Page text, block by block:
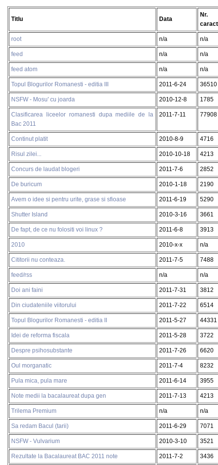
Titlu Data
Nr.
root n/a n/a
feed n/a n/a
feed atom n/a n/a
Topul Blogurilor Romanesti - editia III 2011-6-24 36510
NSFW - Mosu' cu joarda 2010-12-8 1785
Clasificarea liceelor romanesti dupa mediile de la
Bac 2011
2011-7-11 77908
Continut platit 2010-8-9 4716
Risul zilei... 2010-10-18 4213
Concurs de laudat blogeri 2011-7-6 2852
De buricum 2010-1-18 2190
Avem o idee si pentru urite, grase si sfioase 2011-6-19 5290
Shutter Island 2010-3-16 3661
De fapt, de ce nu folositi voi linux ? 2011-6-8 3913
2010 2010-x-x n/a
Cititorii nu conteaza. 2011-7-5 7488
feed/rss n/a n/a
Doi ani faini 2011-7-31 3812
Din ciudateniile viitorului 2011-7-22 6514
Topul Blogurilor Romanesti - editia II 2011-5-27 44331
Idei de reforma fiscala 2011-5-28 3722
Despre psihosubstante 2011-7-26 6620
Oul morganatic 2011-7-4 8232
Pula mica, pula mare 2011-6-14 3955
Note medii la bacalaureat dupa gen 2011-7-13 4213
Trilema Premium n/a n/a
Sa redam Bacul (tarii) 2011-6-29 7071
NSFW - Vulvarium 2010-3-10 3521
Rezultate la Bacalaureat BAC 2011 note 2011-7-2 3436